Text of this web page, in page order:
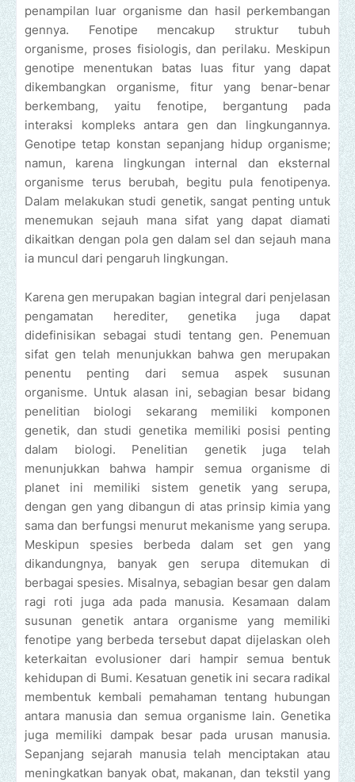
penampilan luar organisme dan hasil perkembangan
gennya. Fenotipe mencakup struktur tubuh
organisme, proses fisiologis, dan perilaku. Meskipun
genotipe menentukan batas luas fitur yang dapat
dikembangkan organisme, fitur yang benar-benar
berkembang, yaitu fenotipe, bergantung pada
interaksi kompleks antara gen dan lingkungannya.
Genotipe tetap konstan sepanjang hidup organisme;
namun, karena lingkungan internal dan eksternal
organisme terus berubah, begitu pula fenotipenya.
Dalam melakukan studi genetik, sangat penting untuk
menemukan sejauh mana sifat yang dapat diamati
dikaitkan dengan pola gen dalam sel dan sejauh mana
ia muncul dari pengaruh lingkungan.
Karena gen merupakan bagian integral dari penjelasan
pengamatan herediter, genetika juga dapat
didefinisikan sebagai studi tentang gen. Penemuan
sifat gen telah menunjukkan bahwa gen merupakan
penentu penting dari semua aspek susunan
organisme. Untuk alasan ini, sebagian besar bidang
penelitian biologi sekarang memiliki komponen
genetik, dan studi genetika memiliki posisi penting
dalam biologi. Penelitian genetik juga telah
menunjukkan bahwa hampir semua organisme di
planet ini memiliki sistem genetik yang serupa,
dengan gen yang dibangun di atas prinsip kimia yang
sama dan berfungsi menurut mekanisme yang serupa.
Meskipun spesies berbeda dalam set gen yang
dikandungnya, banyak gen serupa ditemukan di
berbagai spesies. Misalnya, sebagian besar gen dalam
ragi roti juga ada pada manusia. Kesamaan dalam
susunan genetik antara organisme yang memiliki
fenotipe yang berbeda tersebut dapat dijelaskan oleh
keterkaitan evolusioner dari hampir semua bentuk
kehidupan di Bumi. Kesatuan genetik ini secara radikal
membentuk kembali pemahaman tentang hubungan
antara manusia dan semua organisme lain. Genetika
juga memiliki dampak besar pada urusan manusia.
Sepanjang sejarah manusia telah menciptakan atau
meningkatkan banyak obat, makanan, dan tekstil yang